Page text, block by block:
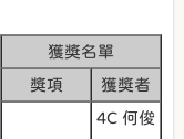
獲獎名單
獎項
獲獎者
4C 何俊